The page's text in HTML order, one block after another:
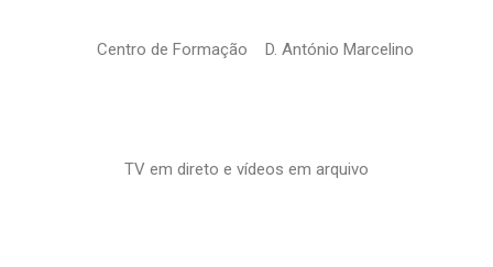
Centro de Formação D. António Marcelino
TV em direto e vídeos em arquivo